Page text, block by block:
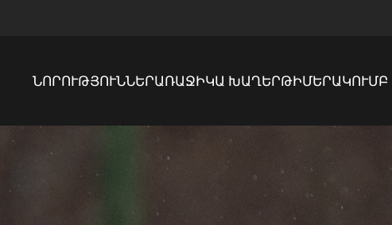
ՆՈՐՈՒԹՅՈՒՆՆԵՐԱՌԱՋԻԿԱ ԽԱՂԵՐԹԻՄԵՐԱԿՈՒՄԲ